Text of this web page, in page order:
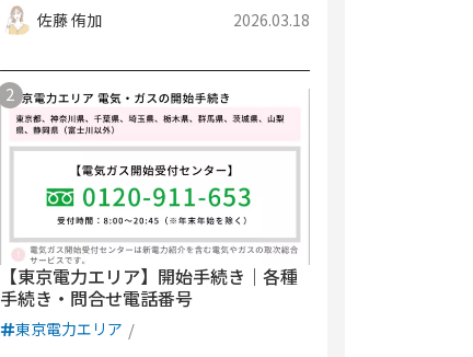
佐藤 侑加 2026.03.18
【東京電力エリア】開始手続き｜各種
手続き・問合せ電話番号
東京電力エリア